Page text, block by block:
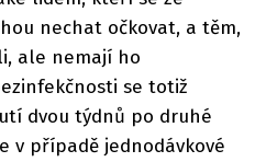
nechat očkovat, a těm,
ale nemají ho
se totiž
dvou týdnů po druhé
v případě jednodávkové